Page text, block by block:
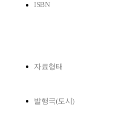
ISBN
자료형태
발행국(도시)